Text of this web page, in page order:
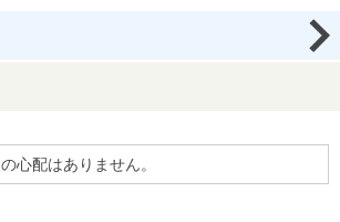
心配はありません。